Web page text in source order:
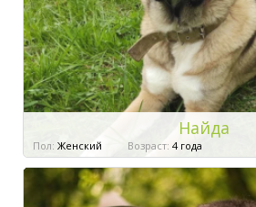
Найда
Пол: Женский Возраст: 4 года